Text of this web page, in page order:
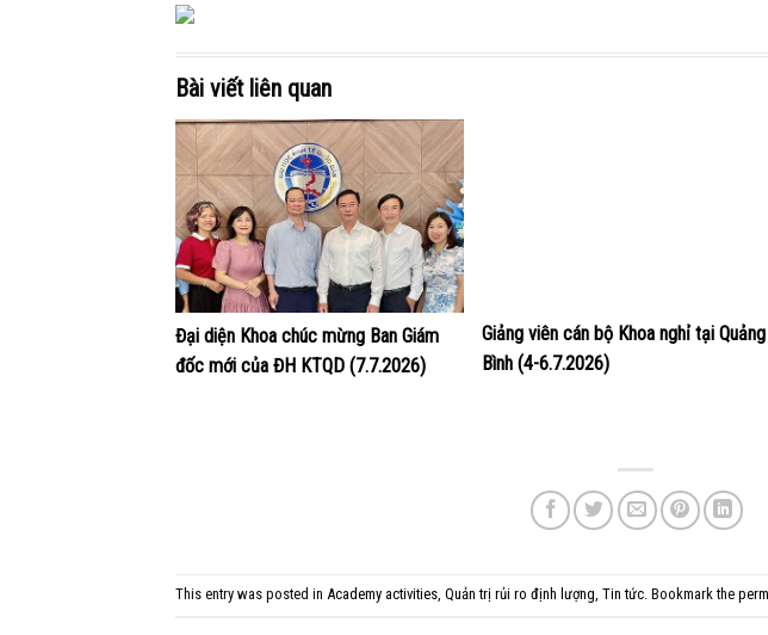
Bài viết liên quan
Đại diện Khoa chúc mừng Ban Giám
đốc mới của ĐH KTQD (7.7.2026)
Giảng viên cán bộ Khoa nghỉ tại Quảng
Bình (4-6.7.2026)
This entry was posted in Academy activities, Quản trị rủi ro định lượng, Tin tức. Bookmark the